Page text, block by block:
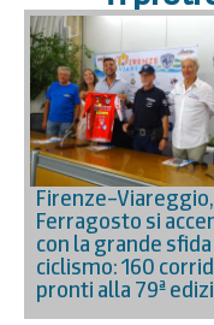
Ferragosto si
con la grande
ciclismo: 160
pronti alla 79ª